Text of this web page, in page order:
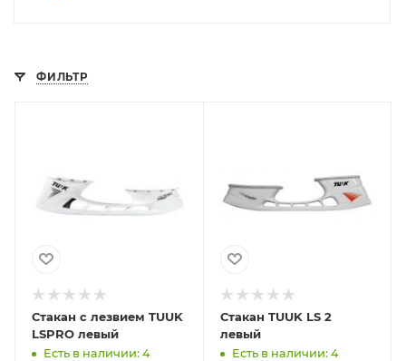
ФИЛЬТР
Стакан с лезвием TUUK
LSPRO левый
Есть в наличии: 4
Стакан TUUK LS 2
левый
Есть в наличии: 4